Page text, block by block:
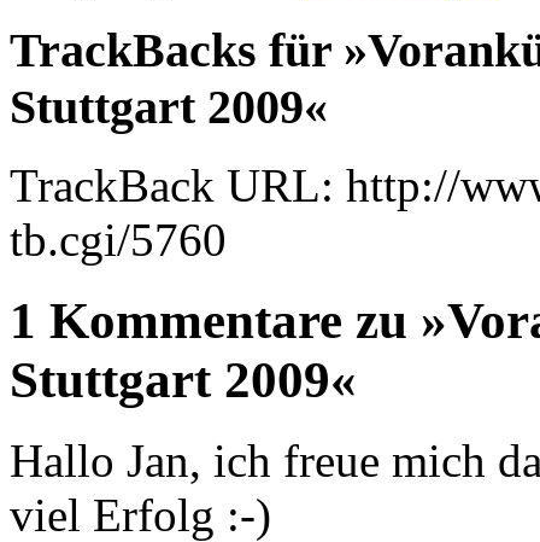
TrackBacks für
Stuttgart 2009«
TrackBack URL: http://
tb.cgi/5760
1 Kommentare zu
Stuttgart 2009«
Hallo Jan, ich freue mich
viel Erfolg :-)